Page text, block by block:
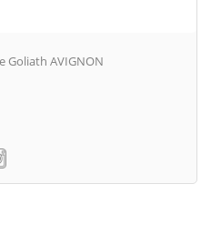
Goliath AVIGNON